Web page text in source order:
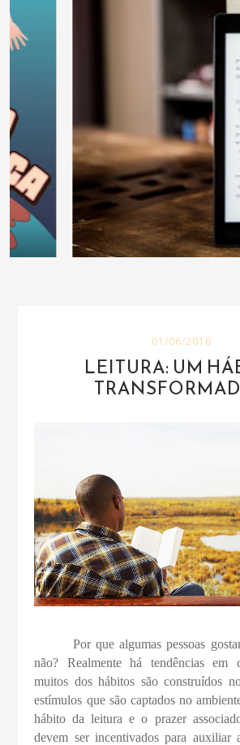
01/06/2016
LEITURA: UM
Por que algumas pessoas
não? Realmente há tendências em
muitos dos hábitos são construídos
estímulos que são captados no
hábito da leitura e o prazer
devem ser incentivados para auxiliar